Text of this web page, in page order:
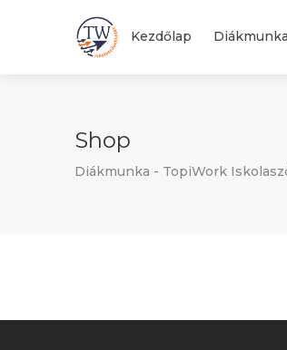
Kezdőlap Diákmunka
Shop
Diákmunka - TopiWork